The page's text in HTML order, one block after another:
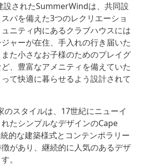
設されたSummerWindは、共同設
パを備えた3つのレクリエーショ
ニティ内にあるクラブハウスには
ャーが在住、手入れの行き届いた
た小さなお子様のためのプレイグ
、豊富なアメニティを備えていた
て快適に暮らせるよう設計されて
スタイルは、17世紀にニューイ
たシンプルなデザインのCape
的な建築様式とコンテンポラリー
があり、継続的に人気のあるデザ
。